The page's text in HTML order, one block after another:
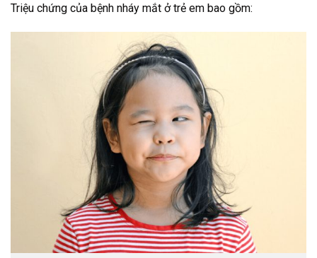
Triệu chứng của bệnh nháy mắt ở trẻ em bao gồm: